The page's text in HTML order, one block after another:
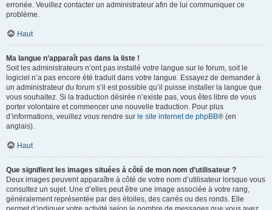
erronée. Veuillez contacter un administrateur afin de lui communiquer ce
problème.
Haut
Ma langue n’apparaît pas dans la liste !
Soit les administrateurs n’ont pas installé votre langue sur le forum, soit le
logiciel n’a pas encore été traduit dans votre langue. Essayez de demander à
un administrateur du forum s’il est possible qu’il puisse installer la langue que
vous souhaitez. Si la traduction désirée n’existe pas, vous êtes libre de vous
porter volontaire et commencer une nouvelle traduction. Pour plus
d’informations, veuillez vous rendre sur le site internet de phpBB® (en
anglais).
Haut
Que signifient les images situées à côté de mon nom d’utilisateur ?
Deux images peuvent apparaître à côté de votre nom d’utilisateur lorsque vous
consultez un sujet. Une d’elles peut être une image associée à votre rang,
généralement représentée par des étoiles, des carrés ou des ronds. Elle